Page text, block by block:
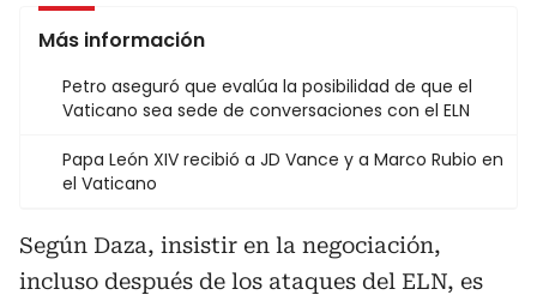
Más información
Petro aseguró que evalúa la posibilidad de que el
Vaticano sea sede de conversaciones con el ELN
Papa León XIV recibió a JD Vance y a Marco Rubio en
el Vaticano
Según Daza, insistir en la negociación,
incluso después de los ataques del ELN, es